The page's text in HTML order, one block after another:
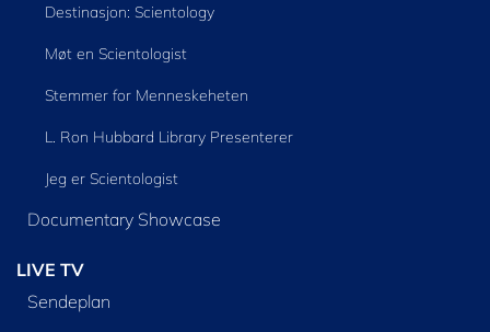
Destinasjon: Scientology
Møt en Scientologist
Stemmer for Menneskeheten
L. Ron Hubbard Library Presenterer
Jeg er Scientologist
Documentary Showcase
LIVE TV
Sendeplan